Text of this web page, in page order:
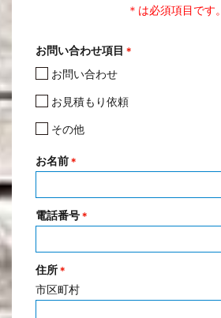
＊は必須項目です。
お問い合わせ項目 ＊
お問い合わせ
お見積もり依頼
その他
お名前 ＊
電話番号 ＊
住所 ＊
市区町村